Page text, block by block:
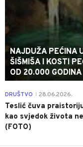
NAJDUŽA PEĆINA
ŠIŠMIŠA I KOSTI
OD 20.000
DRUŠTVO 28.06.2026.
Teslić čuva
kao svjedok života
(FOTO)